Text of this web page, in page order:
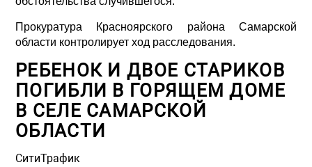
Прокуратура Красноярского района Самарской
области контролирует ход расследования.
РЕБЕНОК И ДВОЕ СТАРИКОВ
ПОГИБЛИ В ГОРЯЩЕМ ДОМЕ
В СЕЛЕ САМАРСКОЙ
ОБЛАСТИ
СитиТрафик